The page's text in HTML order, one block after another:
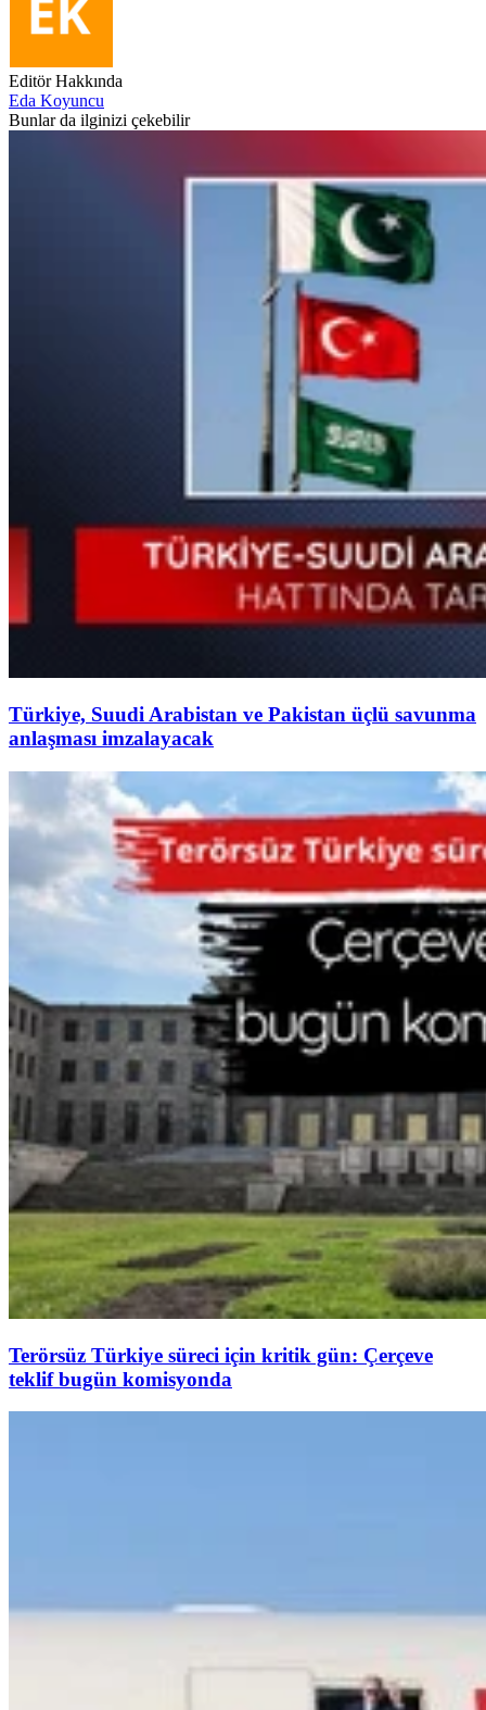
Editör Hakkında
Eda Koyuncu
Bunlar da ilginizi çekebilir
Türkiye, Suudi Arabistan ve Pakistan üçlü savunma
anlaşması imzalayacak
Terörsüz Türkiye süreci için kritik gün: Çerçeve
teklif bugün komisyonda